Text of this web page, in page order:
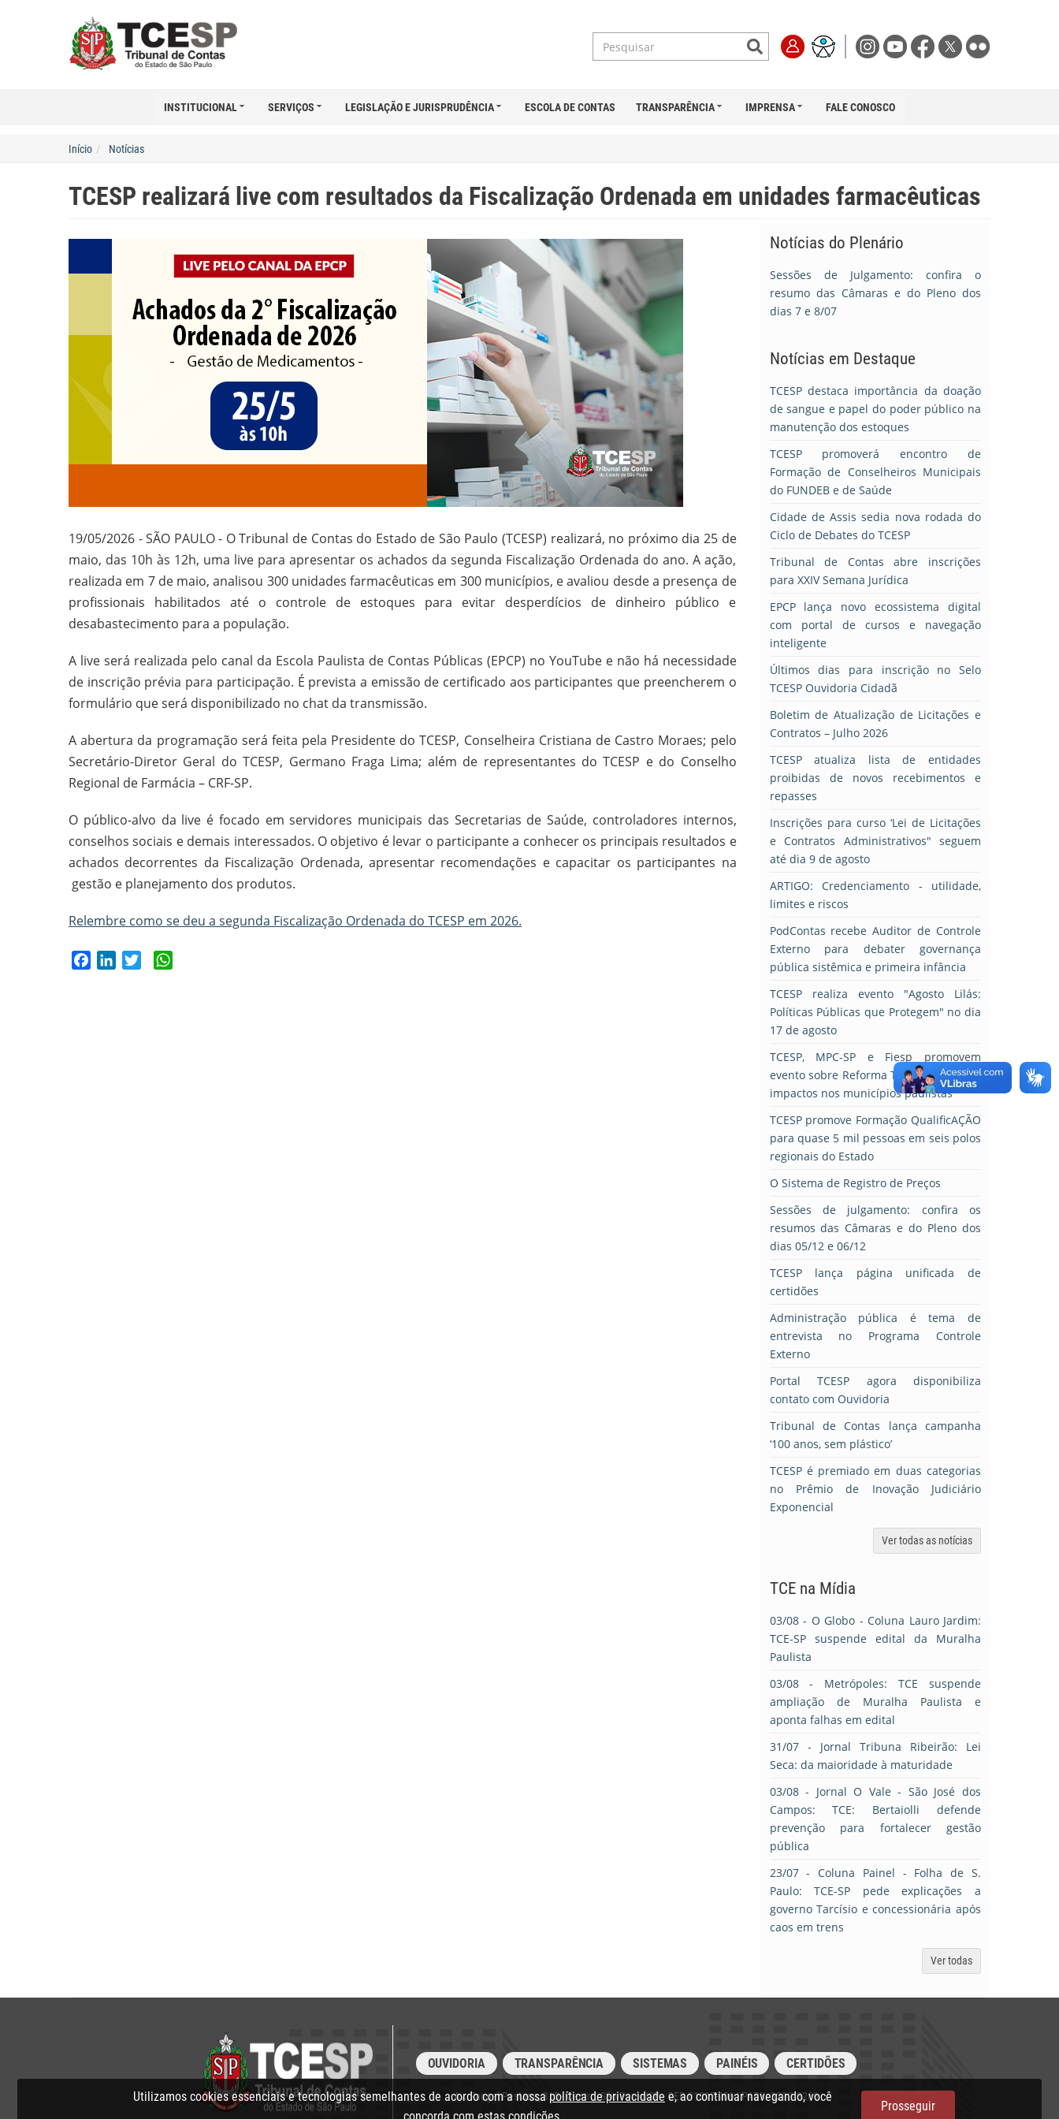
INSTITUCIONAL SERVIÇOS LEGISLAÇÃO E JURISPRUDÊNCIA ESCOLA DE CONTAS TRANSPARÊNCIA IMPRENSA FALE CONOSCO
Início Notícias
TCESP realizará live com resultados da Fiscalização Ordenada em unidades farmacêuticas
19/05/2026 - SÃO PAULO - O Tribunal de Contas do Estado de São Paulo (TCESP) realizará, no próximo dia 25 de
maio, das 10h às 12h, uma live para apresentar os achados da segunda Fiscalização Ordenada do ano. A ação,
realizada em 7 de maio, analisou 300 unidades farmacêuticas em 300 municípios, e avaliou desde a presença de
profissionais habilitados até o controle de estoques para evitar desperdícios de dinheiro público e
desabastecimento para a população.
A live será realizada pelo canal da Escola Paulista de Contas Públicas (EPCP) no YouTube e não há necessidade
de inscrição prévia para participação. É prevista a emissão de certificado aos participantes que preencherem o
formulário que será disponibilizado no chat da transmissão.
A abertura da programação será feita pela Presidente do TCESP, Conselheira Cristiana de Castro Moraes; pelo
Secretário-Diretor Geral do TCESP, Germano Fraga Lima; além de representantes do TCESP e do Conselho
Regional de Farmácia – CRF-SP.
O público-alvo da live é focado em servidores municipais das Secretarias de Saúde, controladores internos,
conselhos sociais e demais interessados. O objetivo é levar o participante a conhecer os principais resultados e
achados decorrentes da Fiscalização Ordenada, apresentar recomendações e capacitar os participantes na
gestão e planejamento dos produtos.
Relembre como se deu a segunda Fiscalização Ordenada do TCESP em 2026.
FacebookLinkedIn
Twitter
Notícias do Plenário
Sessões de Julgamento: confira o
resumo das Câmaras e do Pleno dos
dias 7 e 8/07
Notícias em Destaque
TCESP destaca importância da doação
de sangue e papel do poder público na
manutenção dos estoques
TCESP promoverá encontro de
Formação de Conselheiros Municipais
do FUNDEB e de Saúde
Cidade de Assis sedia nova rodada do
Ciclo de Debates do TCESP
Tribunal de Contas abre inscrições
para XXIV Semana Jurídica
EPCP lança novo ecossistema digital
com portal de cursos e navegação
inteligente
Últimos dias para inscrição no Selo
TCESP Ouvidoria Cidadã
Boletim de Atualização de Licitações e
Contratos – Julho 2026
TCESP atualiza lista de entidades
proibidas de novos recebimentos e
repasses
Inscrições para curso ‘Lei de Licitações
e Contratos Administrativos" seguem
até dia 9 de agosto
ARTIGO: Credenciamento - utilidade,
limites e riscos
PodContas recebe Auditor de Controle
Externo para debater governança
pública sistêmica e primeira infância
TCESP realiza evento "Agosto Lilás:
Políticas Públicas que Protegem" no dia
17 de agosto
TCESP, MPC-SP e Fiesp promovem
evento sobre Reforma Tributária e seus
impactos nos municípios paulistas
TCESP promove Formação QualificAÇÃO
para quase 5 mil pessoas em seis polos
regionais do Estado
O Sistema de Registro de Preços
Sessões de julgamento: confira os
resumos das Câmaras e do Pleno dos
dias 05/12 e 06/12
TCESP lança página unificada de
certidões
Administração pública é tema de
entrevista no Programa Controle
Externo
Portal TCESP agora disponibiliza
contato com Ouvidoria
Tribunal de Contas lança campanha
‘100 anos, sem plástico’
TCESP é premiado em duas categorias
no Prêmio de Inovação Judiciário
Exponencial
Ver todas as notícias
TCE na Mídia
03/08- O Globo - Coluna Lauro Jardim:
TCE-SP suspende edital da Muralha
Paulista
03/08- Metrópoles: TCE suspende
ampliação de Muralha Paulista e
aponta falhas em edital
31/07- Jornal Tribuna Ribeirão: Lei
Seca: da maioridade à maturidade
03/08- Jornal O Vale - São José dos
Campos: TCE: Bertaiolli defende
prevenção para fortalecer gestão
pública
23/07- Coluna Painel - Folha de S.
Paulo: TCE-SP pede explicações a
governo Tarcísio e concessionária após
caos em trens
Ver todas
OUVIDORIA TRANSPARÊNCIA SISTEMAS PAINÉIS CERTIDÕES
Av. Rangel Pestana, 315 - Centro, São Paulo/SP - CEP 01017-906 | PABX: 3292‑3266
Utilizamos cookies essenciais e tecnologias semelhantes de acordo com a nossapolítica de privacidade e, ao continuar navegando, você
concorda com estas condições.
Prosseguir